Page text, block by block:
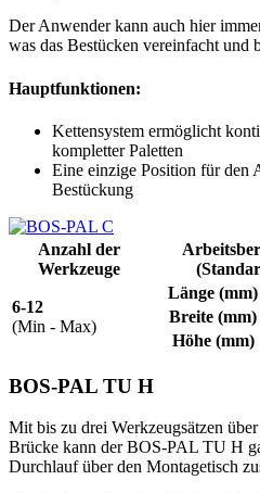
Der Anwender kann auch hier
was das Bestücken vereinfacht und
Hauptfunktionen:
Kettensystem ermöglicht
kompletter Paletten
Eine einzige Position für den
Bestückung
Anzahl der
Werkzeuge
6-12
(Min - Max)
Länge (mm)
Breite (mm)
Höhe(mm)
BOS-PAL TU H
Mit bis zu drei Werkzeugsätzen
Brücke kann der BOS-PAL TU H
Durchlauf über den Montagetisch